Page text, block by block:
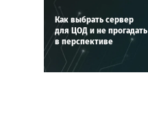
Как выбрать сервер
для ЦОД и не прогадать
в перспективе